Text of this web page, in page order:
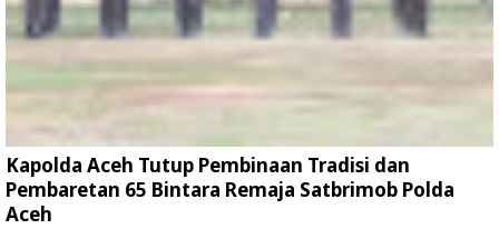
Kapolda Aceh Tutup Pembinaan Tradisi dan
Pembaretan 65 Bintara Remaja Satbrimob Polda
Aceh